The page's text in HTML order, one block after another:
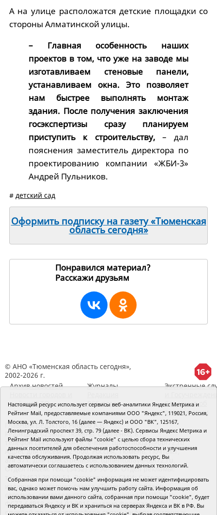
А на улице расположатся детские площадки со
стороны Алматинской улицы.
– Главная особенность наших
проектов в том, что уже на заводе мы
изготавливаем стеновые панели,
устанавливаем окна. Это позволяет
нам быстрее выполнять монтаж
здания. После получения заключения
госэкспертизы сразу планируем
приступить к строительству, – дал
пояснения заместитель директора по
проектированию компании «ЖБИ-3»
Андрей Пульников.
# детский сад
Оформить подписку на газету «Тюменская
область сегодня»
Понравился материал?
Расскажи друзьям
© АНО «Тюменская область сегодня»,
2002-2026 г.
Архив новостей
районов ТО
Журналы
RSS поток
Экстренные
Сведения об
организации
Главный редактор Рябков А.В.
Редакция: 625002, Тюмень, Осипенко, 81,
телефон (3452)49-00-18, e-mail: tumentoday@obl72.ru
Адрес для писем: 625000, Россия, Тюмень, Почтамт,
а/я 371. Для пресс-релизов: tumentoday@obl72.ru.
Отдел писем: тел. (3452) 39-90-59. Отдел рекламы:
тел. (3452) 39-90-51. Регистрация СМИ: Сетевое
издание «Интернет-газета «Тюменская область
сегодня», свидетельство о регистрации СМИ Эл №
ФС77-64918 от 24.02.2016 выдано Федеральной
службой по надзору в сфере связи, информационных
Настоящий ресурс использует сервисы веб-аналитики Яндекс Метрика и
Рейтинг Mail, предоставляемые компаниями ООО "Яндекс", 119021, Россия,
Москва, ул. Л. Толстого, 16 (далее — Яндекс) и ООО "ВК", 125167,
Ленинградский проспект 39, стр. 79 (далее - ВК). Сервисы Яндекс Метрика и
Рейтинг Mail используют файлы "cookie" с целью сбора технических
данных посетителей для обеспечения работоспособности и улучшения
качества обслуживания. Продолжая использовать ресурс, Вы
автоматически соглашаетесь с использованием данных технологий.
Собранная при помощи "cookie" информация не может идентифицировать
вас, однако может помочь нам улучшить работу сайта. Информация об
использовании вами данного сайта, собранная при помощи "cookie", будет
передаваться Яндексу и ВК и храниться на серверах Яндекса и ВК в РФ. Вы